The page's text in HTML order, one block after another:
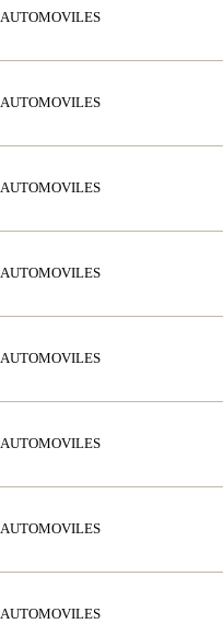
AUTOMOVILES
AUTOMOVILES
AUTOMOVILES
AUTOMOVILES
AUTOMOVILES
AUTOMOVILES
AUTOMOVILES
AUTOMOVILES